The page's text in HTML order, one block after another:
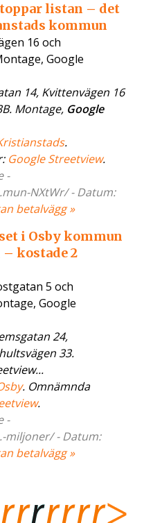
listan – det
kommun
16 och
Google
14, Kvittenvägen 16
Montage, Google
.
Google Streetview.
-
NXtWr/ - Datum:
betalvägg »
i Osby kommun
– kostade 2
5 och
Google
24,
33.
. Omnämnda
.
-
miljoner/ - Datum:
betalvägg »